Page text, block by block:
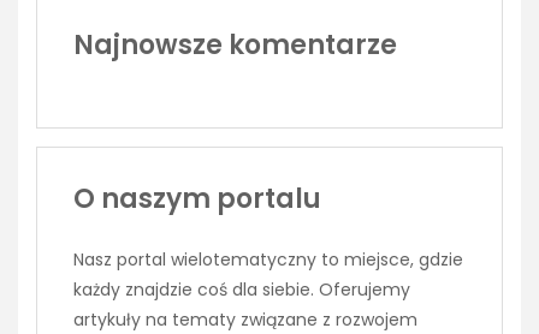
Najnowsze komentarze
O naszym portalu
Nasz portal wielotematyczny to miejsce, gdzie
każdy znajdzie coś dla siebie. Oferujemy
artykuły na tematy związane z rozwojem